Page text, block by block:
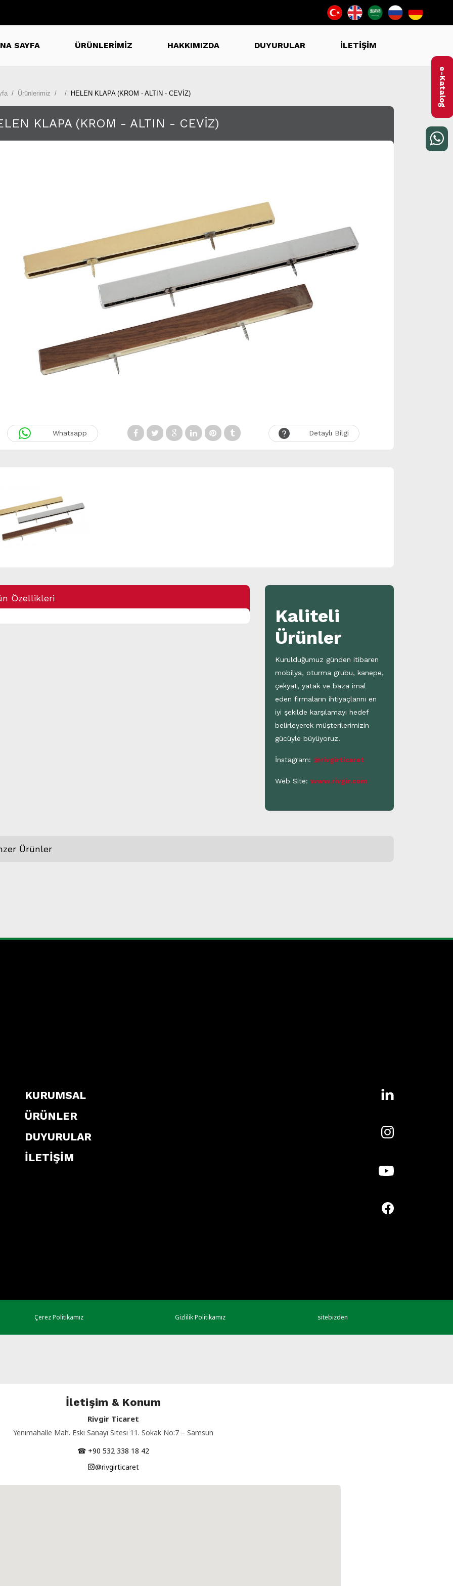
SAYFA ÜRÜNLERİMİZ HAKKIMIZDA DUYURULAR İLETİŞİM
Ürünlerimiz HELEN KLAPA (KROM - ALTIN - CEVİZ)
KLAPA (KROM - ALTIN - CEVİZ)
Whatsapp Detaylı Bilgi
Özellikleri
Kaliteli
Ürünler
Kurulduğumuz günden itibaren
mobilya, oturma grubu, kanepe,
çekyat, yatak ve baza imal
eden firmaların ihtiyaçlarını en
iyi şekilde karşılamayı hedef
belirleyerek müşterilerimizin
gücüyle büyüyoruz.
İnstagram: @rivgirticaret
Web Site: www.rivgir.com
Ürünler
KURUMSAL
ÜRÜNLER
DUYURULAR
İLETİŞİM
Çerez Politikamız Gizlilik Politikamız sitebizden
e-Katalog
İletişim & Konum
Rivgir Ticaret
Yenimahalle Mah. Eski Sanayi Sitesi 11. Sokak No:7 – Samsun
☎ +90 532 338 18 42
@rivgirticaret